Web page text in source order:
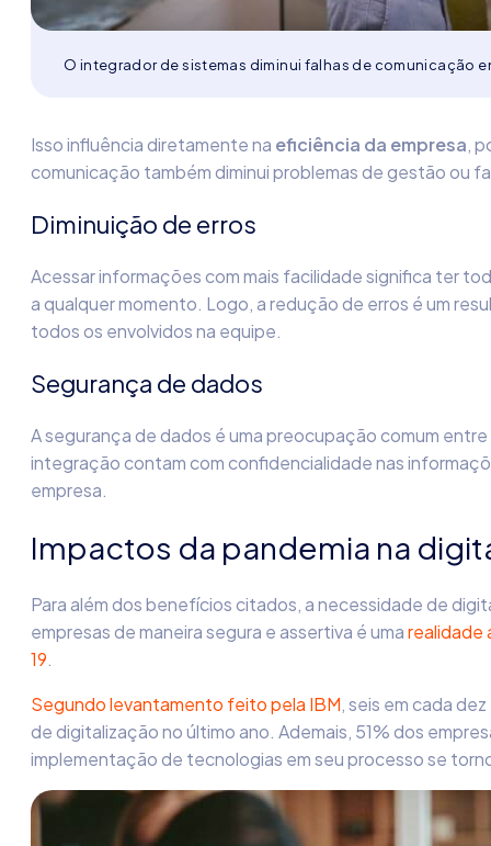
O integrador de sistemas diminui falhas de comunicação
Isso influência diretamente na eficiência da empresa,
comunicação também diminui problemas de gestão ou
Diminuição de erros
Acessar informações com mais facilidade significa ter
a qualquer momento. Logo, a redução de erros é um
todos os envolvidos na equipe.
Segurança de dados
A segurança de dados é uma preocupação comum
integração contam com confidencialidade nas
empresa.
Impactos da pandemia na
Para além dos benefícios citados, a necessidade de
empresas de maneira segura e assertiva é umarealidade
19.
Segundo levantamento feito pela IBM, seis em cada
de digitalização no último ano. Ademais, 51% dos
implementação de tecnologias em seu processo se